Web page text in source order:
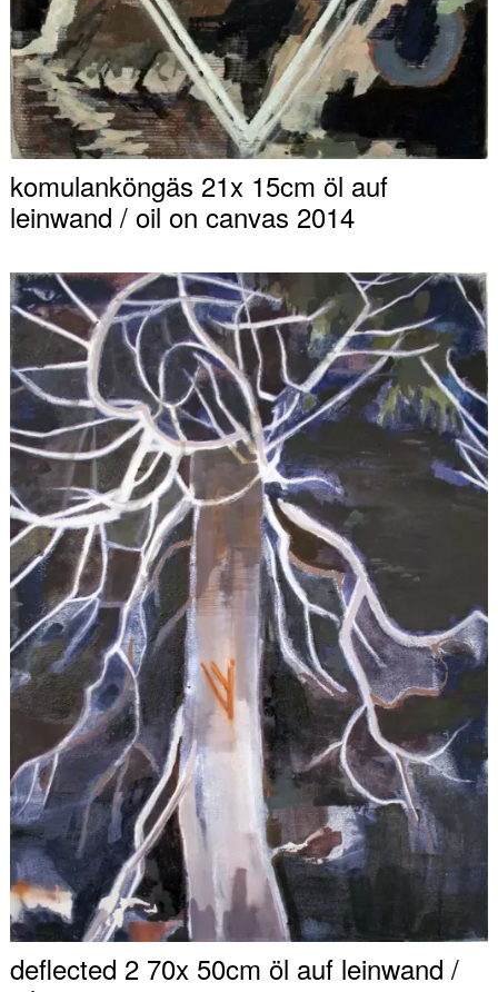
komulanköngäs 21x 15cm öl auf
leinwand / oil on canvas 2014
deflected 2 70x 50cm öl auf leinwand /